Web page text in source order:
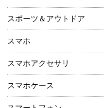
スポーツ＆アウトドア
スマホ
スマホアクセサリ
スマホケース